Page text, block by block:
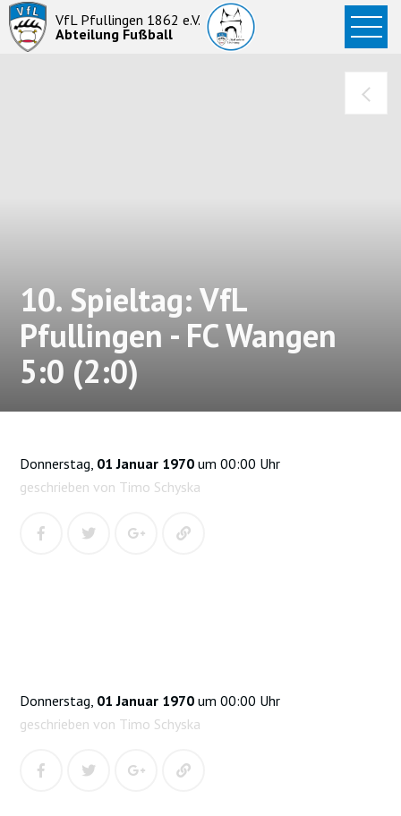
VfL Pfullingen 1862 e.V.
Abteilung Fußball
Startseite
News
10. Spieltag: VfL
Pfullingen - FC Wangen
5:0 (2:0)
Donnerstag, 01 Januar 1970 um 00:00 Uhr
geschrieben von Timo Schyska
Donnerstag, 01 Januar 1970 um 00:00 Uhr
geschrieben von Timo Schyska